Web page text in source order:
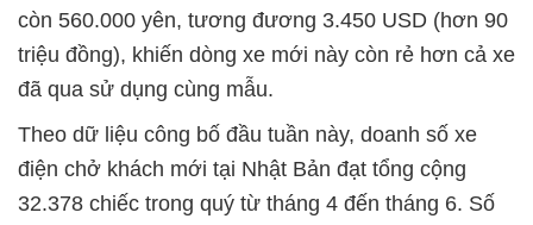
còn 560.000 yên, tương đương 3.450 USD (hơn 90
triệu đồng), khiến dòng xe mới này còn rẻ hơn cả xe
đã qua sử dụng cùng mẫu.
Theo dữ liệu công bố đầu tuần này, doanh số xe
điện chở khách mới tại Nhật Bản đạt tổng cộng
32.378 chiếc trong quý từ tháng 4 đến tháng 6. Số